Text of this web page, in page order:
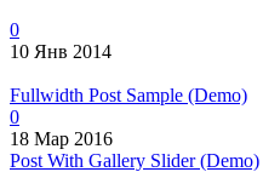
0
10 Янв 2014
Fullwidth Post Sample (Demo)
0
18 Мар 2016
Post With Gallery Slider (Demo)